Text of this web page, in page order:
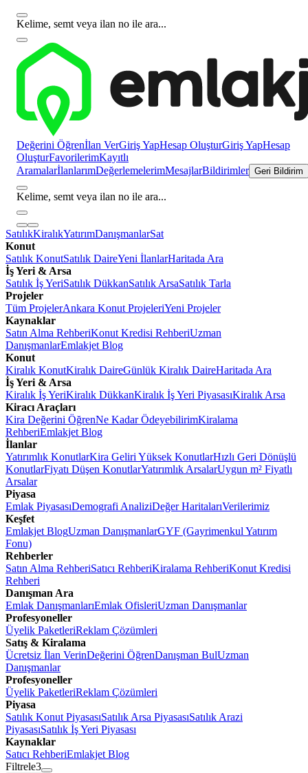
Kelime, semt veya ilan no ile ara...
Değerini Öğrenİlan VerGiriş YapHesap OluşturGiriş YapHesap
OluşturFavorilerimKayıtlı
AramalarİlanlarımDeğerlemelerimMesajlarBildirimler Geri Bildirim
Kelime, semt veya ilan no ile ara...
SatılıkKiralıkYatırımDanışmanlarSat
Konut
Satılık KonutSatılık DaireYeni İlanlarHaritada Ara
İş Yeri & Arsa
Satılık İş YeriSatılık DükkanSatılık ArsaSatılık Tarla
Projeler
Tüm ProjelerAnkara Konut ProjeleriYeni Projeler
Kaynaklar
Satın Alma RehberiKonut Kredisi RehberiUzman
DanışmanlarEmlakjet Blog
Konut
Kiralık KonutKiralık DaireGünlük Kiralık DaireHaritada Ara
İş Yeri & Arsa
Kiralık İş YeriKiralık DükkanKiralık İş Yeri PiyasasıKiralık Arsa
Kiracı Araçları
Kira Değerini ÖğrenNe Kadar ÖdeyebilirimKiralama
RehberiEmlakjet Blog
İlanlar
Yatırımlık KonutlarKira Geliri Yüksek KonutlarHızlı Geri Dönüşlü
KonutlarFiyatı Düşen KonutlarYatırımlık ArsalarUygun m² Fiyatlı
Arsalar
Piyasa
Emlak PiyasasıDemografi AnaliziDeğer HaritalarıVerilerimiz
Keşfet
Emlakjet BlogUzman DanışmanlarGYF (Gayrimenkul Yatırım
Fonu)
Rehberler
Satın Alma RehberiSatıcı RehberiKiralama RehberiKonut Kredisi
Rehberi
Danışman Ara
Emlak DanışmanlarıEmlak OfisleriUzman Danışmanlar
Profesyoneller
Üyelik PaketleriReklam Çözümleri
Satış & Kiralama
Ücretsiz İlan VerinDeğerini ÖğrenDanışman BulUzman
Danışmanlar
Profesyoneller
Üyelik PaketleriReklam Çözümleri
Piyasa
Satılık Konut PiyasasıSatılık Arsa PiyasasıSatılık Arazi
PiyasasıSatılık İş Yeri Piyasası
Kaynaklar
Satıcı RehberiEmlakjet Blog
Filtrele3